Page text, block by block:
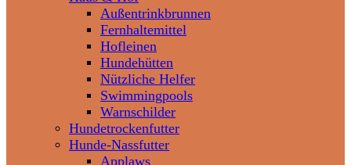
Außentrinkbrunnen
Fernhaltemittel
Hofleinen
Hundehütten
Nützliche Helfer
Swimmingpools
Warnschilder
Hundetrockenfutter
Hunde-Nassfutter
Applaws